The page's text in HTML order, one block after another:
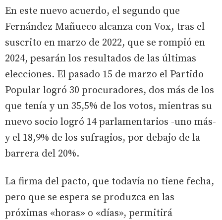
En este nuevo acuerdo, el segundo que
Fernández Mañueco alcanza con Vox, tras el
suscrito en marzo de 2022, que se rompió en
2024, pesarán los resultados de las últimas
elecciones. El pasado 15 de marzo el Partido
Popular logró 30 procuradores, dos más de los
que tenía y un 35,5% de los votos, mientras su
nuevo socio logró 14 parlamentarios -uno más-
y el 18,9% de los sufragios, por debajo de la
barrera del 20%.
La firma del pacto, que todavía no tiene fecha,
pero que se espera se produzca en las
próximas «horas» o «días», permitirá